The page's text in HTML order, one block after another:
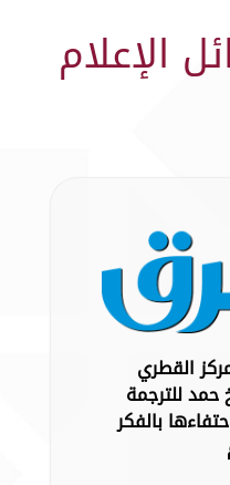
الإعلام
القطري
حمد للترجمة
بالفكر